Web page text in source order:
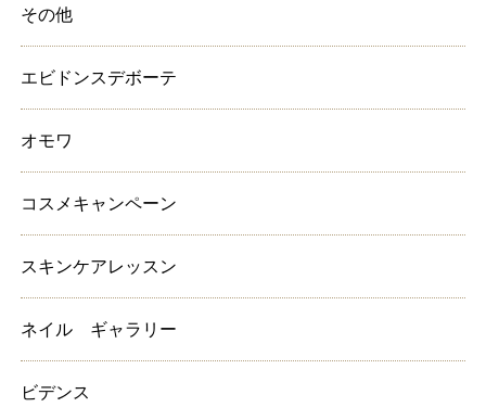
その他
エビドンスデボーテ
オモワ
コスメキャンペーン
スキンケアレッスン
ネイル ギャラリー
ビデンス